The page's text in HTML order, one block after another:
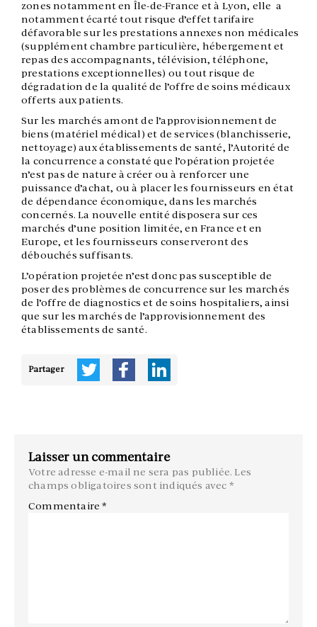
zones notamment en Île-de-France et à Lyon, elle a
notamment écarté tout risque d’effet tarifaire
défavorable sur les prestations annexes non médicales
(supplément chambre particulière, hébergement et
repas des accompagnants, télévision, téléphone,
prestations exceptionnelles) ou tout risque de
dégradation de la qualité de l’offre de soins médicaux
offerts aux patients.
Sur les marchés amont de l’approvisionnement de
biens (matériel médical) et de services (blanchisserie,
nettoyage) aux établissements de santé, l’Autorité de
la concurrence a constaté que l’opération projetée
n’est pas de nature à créer ou à renforcer une
puissance d’achat, ou à placer les fournisseurs en état
de dépendance économique, dans les marchés
concernés. La nouvelle entité disposera sur ces
marchés d’une position limitée, en France et en
Europe, et les fournisseurs conserveront des
débouchés suffisants.
L’opération projetée n’est donc pas susceptible de
poser des problèmes de concurrence sur les marchés
de l’offre de diagnostics et de soins hospitaliers, ainsi
que sur les marchés de l’approvisionnement des
établissements de santé.
Partager
Laisser un commentaire
Votre adresse e-mail ne sera pas publiée. Les
champs obligatoires sont indiqués avec *
Commentaire*